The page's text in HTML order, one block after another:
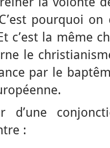
pourquoi
c’est la même
le
par le
d’une
: